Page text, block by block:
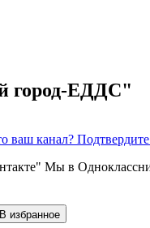
город-ЕДДС"
ваш канал?
Мы в
В избранное